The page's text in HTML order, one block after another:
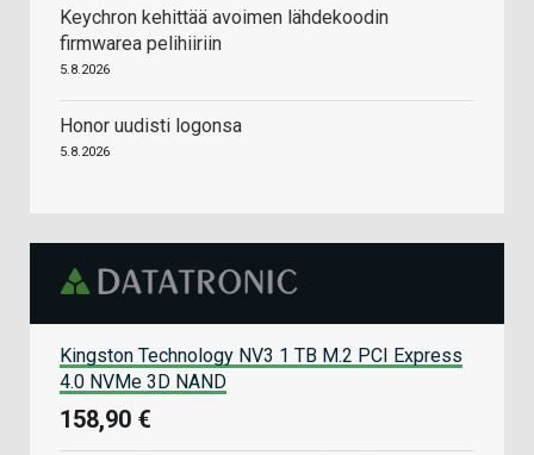
Keychron kehittää avoimen lähdekoodin
firmwarea pelihiiriin
5.8.2026
Honor uudisti logonsa
5.8.2026
Kingston Technology NV3 1 TB M.2 PCI Express
4.0 NVMe 3D NAND
158,90 €